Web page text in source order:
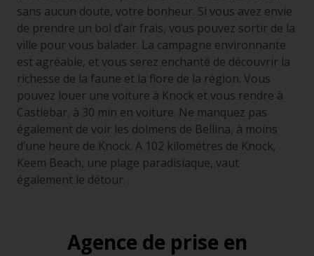
sans aucun doute, votre bonheur. Si vous avez envie
de prendre un bol d’air frais, vous pouvez sortir de la
ville pour vous balader. La campagne environnante
est agréable, et vous serez enchanté de découvrir la
richesse de la faune et la flore de la région. Vous
pouvez louer une voiture à Knock et vous rendre à
Castlebar, à 30 min en voiture. Ne manquez pas
également de voir les dolmens de Bellina, à moins
d’une heure de Knock. A 102 kilomètres de Knock,
Keem Beach, une plage paradisiaque, vaut
également le détour.
Agence de prise en